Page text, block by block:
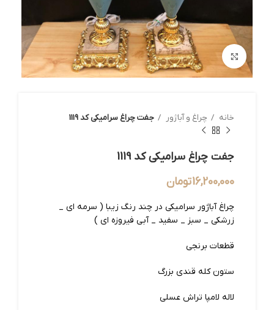
بزرگنمایی تصویر
خانه چراغ و آباژور جفت چراغ سرامیکی کد 1119
جفت چراغ سرامیکی کد 1119
16,200,000تومان
چراغ آباژور سرامیکی در چند رنگ زیبا ( سرمه ای _
زرشکی _ سبز _ سفید _ آبی فیروزه ای )
قطعات برنجی
ستون کله قندی بزرگ
لاله لامپا تراش عسلی